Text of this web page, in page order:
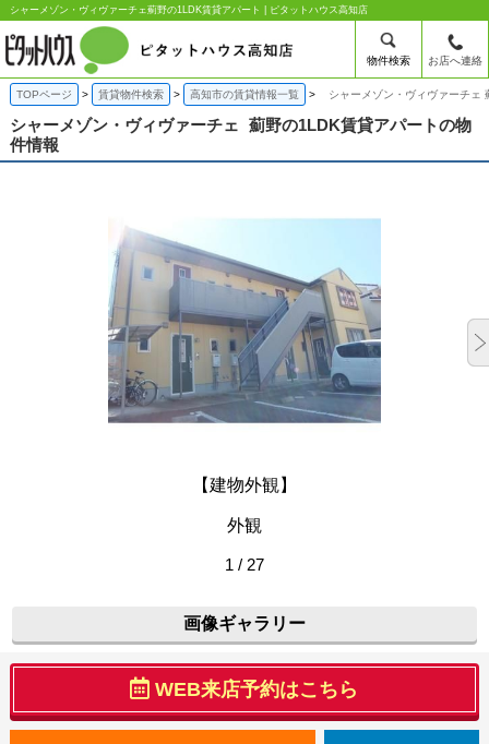
シャーメゾン・ヴィヴァーチェ薊野の1LDK賃貸アパート | ピタットハウス高知店
物件検索 お店へ連絡
TOPページ 賃貸物件検索 高知市の賃貸情報一覧 シャーメゾン・ヴィヴァーチェ
シャーメゾン・ヴィヴァーチェ 薊野の1LDK賃貸アパートの物
件情報
【建物外観】
外観
1 / 27
画像ギャラリー
WEB来店予約はこちら